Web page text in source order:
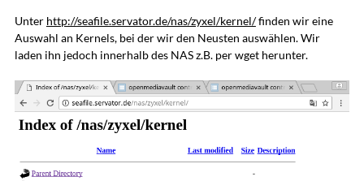
Unter http://seafile.servator.de/nas/zyxel/kernel/finden wir eine
Auswahl an Kernels, bei der wir den Neusten auswählen. Wir
laden ihn jedoch innerhalb des NAS z.B. per wget herunter.